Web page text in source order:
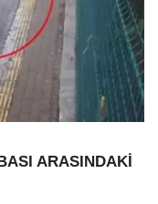
ARASINDAKİ